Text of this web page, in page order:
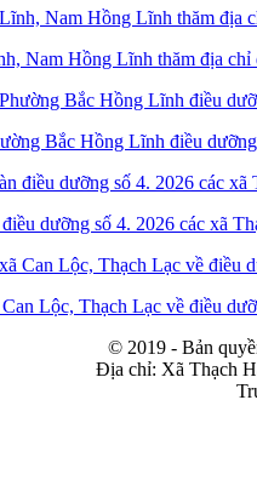
QĐ-DDNCC_
Nam Hồng Lĩnh thăm địa chỉ
Bắc Hồng Lĩnh điều
dưỡng số 4. 2026 các xã
Lộc, Thạch Lạc về điều
© 2019 - Bản
Địa chỉ: Xã Thạch